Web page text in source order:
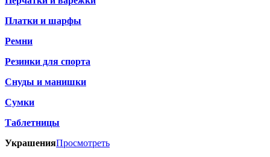
Платки и шарфы
Ремни
Резинки для спорта
Снуды и манишки
Сумки
Таблетницы
УкрашенияПросмотреть